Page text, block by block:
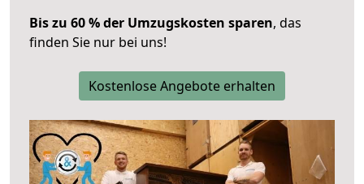
Bis zu 60 % der Umzugskosten sparen, das
finden Sie nur bei uns!
Kostenlose Angebote erhalten